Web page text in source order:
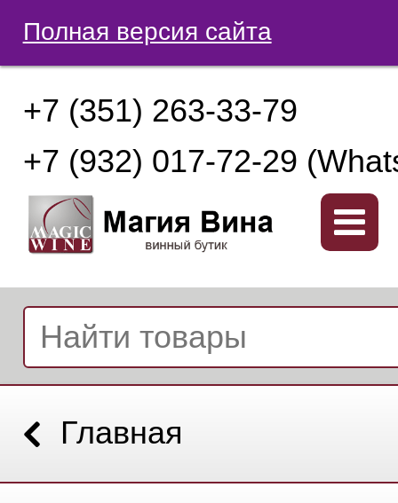
Полная версия сайта
+7 (351) 263-33-79
+7 (932) 017-72-29
Главная